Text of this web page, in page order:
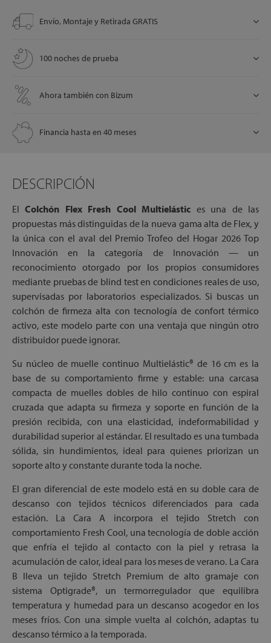
Envío, Montaje y Retirada GRATIS
100 noches de prueba
Ahora también con Bizum
Financia hasta en 40 meses
DESCRIPCIÓN
ElColchón Flex Fresh Cool Multielástic es una de las
propuestas más distinguidas de la nueva gama alta de Flex, y
la única con el aval del Premio Trofeo del Hogar 2026 Top
Innovación en la categoría de Innovación — un
reconocimiento otorgado por los propios consumidores
mediante pruebas de blind test en condiciones reales de uso,
supervisadas por laboratorios especializados. Si buscas un
colchón de firmeza alta con tecnología de confort térmico
activo, este modelo parte con una ventaja que ningún otro
distribuidor puede ignorar.
Su núcleo de muelle continuo Multielástic® de 16 cm es la
base de su comportamiento firme y estable: una carcasa
compacta de muelles dobles de hilo continuo con espiral
cruzada que adapta su firmeza y soporte en función de la
presión recibida, con una elasticidad, indeformabilidad y
durabilidad superior al estándar. El resultado es una tumbada
sólida, sin hundimientos, ideal para quienes priorizan un
soporte alto y constante durante toda la noche.
El gran diferencial de este modelo está en su doble cara de
descanso con tejidos técnicos diferenciados para cada
estación. La Cara A incorpora el tejido Stretch con
comportamiento Fresh Cool, una tecnología de doble acción
que enfría el tejido al contacto con la piel y retrasa la
acumulación de calor, ideal para los meses de verano. La Cara
B lleva un tejido Stretch Premium de alto gramaje con
sistema Optigrade®, un termorregulador que equilibra
temperatura y humedad para un descanso acogedor en los
meses fríos. Con una simple vuelta al colchón, adaptas tu
descanso térmico a la temporada.